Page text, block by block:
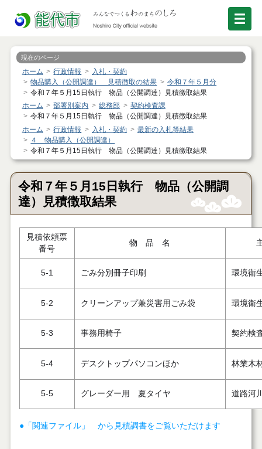
現在のページ
ホーム 行政情報
入札・契約
物品購入（公開調達） 見積徴取の結果
令和７年５月分
令和７年５月15日執行 物品（公開調達）見積徴取結果
ホーム
部署別案内 総務部
契約検査課
令和７年５月15日執行 物品（公開調達）見積徴取結果
ホーム
行政情報 入札・契約
最新の入札等結果
４ 物品購入（公開調達）
令和７年５月15日執行 物品（公開調達）見積徴取結果
令和７年５月15日執行 物品（公開調
達）見積徴取結果
見積依頼票
番号
物 品 名
5-1 ごみ分別冊子印刷 環境衛
5-2 クリーンアップ兼災害用ごみ袋 環境衛
5-3 事務用椅子 契約検
5-4 デスクトップパソコンほか 林業木
5-5 グレーダー用 夏タイヤ 道路河
●「関連ファイル」 から見積調書をご覧いただけます